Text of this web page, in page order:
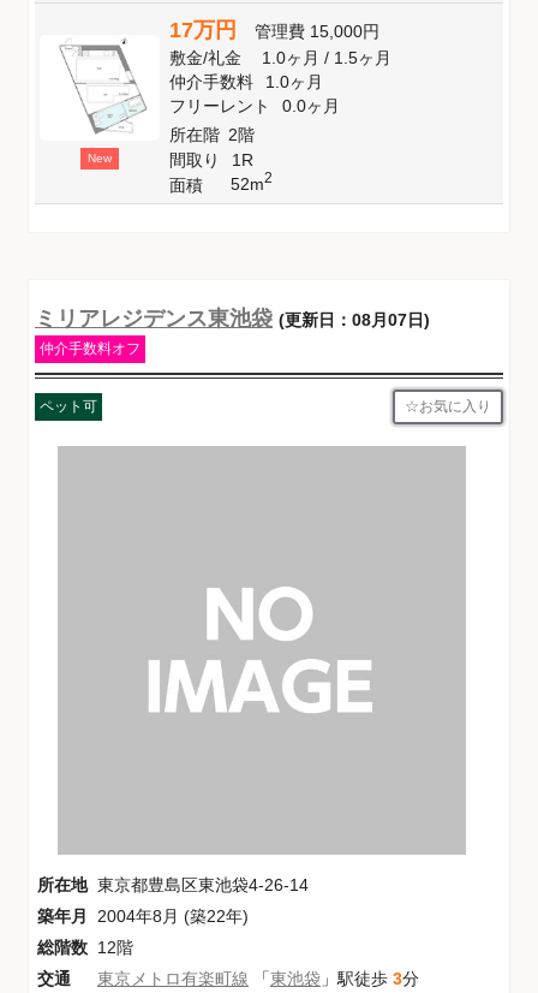
New
17万円 管理費 15,000円
敷金/礼金 1.0ヶ月/ 1.5ヶ月
仲介手数料
1.0ヶ月
フリーレント
0.0ヶ月
所在階 2階
間取り
1R
面積
52m2
ミリアレジデンス東池袋 (更新日：08月07日)
仲介手数料オフ
ペット可 お気に入り
所在地 東京都豊島区東池袋4-26-14
築年月
2004年8月 (築22年)
総階数 12階
交通
東京メトロ有楽町線 「東池袋 」駅徒歩 3分